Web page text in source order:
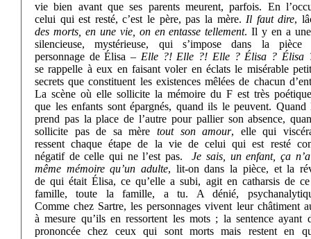
vie bien avant que ses parents meurent, parfois. En
celui qui est resté, c’est le père, pas la mère. Il faut dire,
des morts, en une vie, on en entasse tellement. Il y en a
silencieuse, mystérieuse, qui s’impose dans la
personnage de Élisa – Elle ?! Elle ?! Elle ? Élisa ? Élisa
se rappelle à eux en faisant voler en éclats le misérable
secrets que constituent les existences mêlées de chacun
La scène où elle sollicite la mémoire du F est très
que les enfants sont épargnés, quand ils le peuvent. Quand
prend pas la place de l’autre pour pallier son absence,
sollicite pas de sa mère tout son amour, elle qui
ressent chaque étape de la vie de celui qui est resté
négatif de celle qui ne l’est pas.Je sais, un enfant, ça
même mémoire qu’un adulte, lit-on dans la pièce, et la
de qui était Élisa, ce qu’elle a subi, agit en catharsis de
famille, toute la famille, a tu. A dénié,
Comme chez Sartre, les personnages vivent leur châtiment
à mesure qu’ils en ressortent les mots ; la sentence ayant
prononcée chez ceux qui sont morts mais restent en